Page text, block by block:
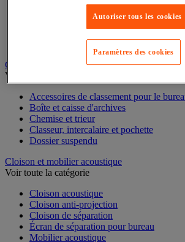
Rafraîchisseur d'air
Traitement de l'air
Classement et archivage
Voir toute la catégorie
Accessoires de classement pour le bureau
Boîte et caisse d'archives
Chemise et trieur
Classeur, intercalaire et pochette
Cloison et mobilier acoustique
Cloison acoustique
Cloison anti-projection
Cloison de séparation
Écran de séparation pour bureau
Autoriser tous les cookies
Paramètres des cookies